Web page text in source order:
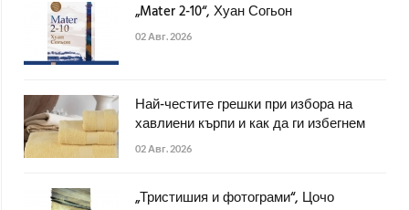
„Mater 2-10“, Хуан Согьон
02 Авг. 2026
Най-честите грешки при избора на
хавлиени кърпи и как да ги избегнем
02 Авг. 2026
„Тристишия и фотограми“, Цочо